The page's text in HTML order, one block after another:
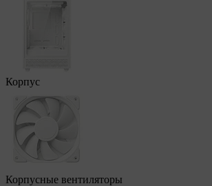
Корпус
Корпусные вентиляторы